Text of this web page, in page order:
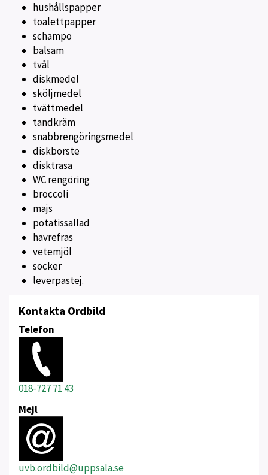
hushållspapper
toalettpapper
schampo
balsam
tvål
diskmedel
sköljmedel
tvättmedel
tandkräm
snabbrengöringsmedel
diskborste
disktrasa
WC rengöring
broccoli
majs
potatissallad
havrefras
vetemjöl
socker
leverpastej.
Kontakta Ordbild
Telefon
018-727 71 43
Mejl
uvb.ordbild@uppsala.se